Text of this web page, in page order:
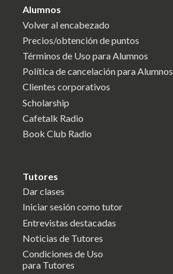
Alumnos
Volver al encabezado
Precios/obtención de puntos
Términos de Uso para Alumnos
Política de cancelación para Alumnos
Clientes corporativos
Scholarship
Cafetalk Radio
Book Club Radio
Tutores
Dar clases
Iniciar sesión como tutor
Entrevistas destacadas
Noticias de Tutores
Condiciones de Uso
para Tutores